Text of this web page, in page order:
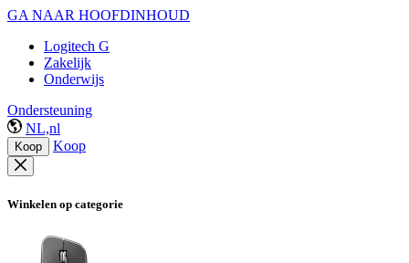
GA NAAR HOOFDINHOUD
Logitech G
Zakelijk
Onderwijs
Ondersteuning
NL,nl
Koop Koop
Winkelen op categorie